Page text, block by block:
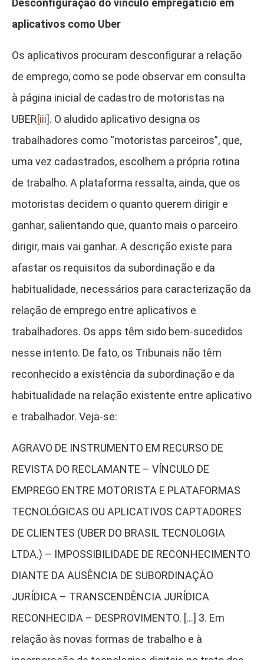
Desconfiguração do vínculo empregatício em
aplicativos como Uber
Os aplicativos procuram desconfigurar a relação
de emprego, como se pode observar em consulta
à página inicial de cadastro de motoristas na
UBER[iii]. O aludido aplicativo designa os
trabalhadores como “motoristas parceiros”, que,
uma vez cadastrados, escolhem a própria rotina
de trabalho. A plataforma ressalta, ainda, que os
motoristas decidem o quanto querem dirigir e
ganhar, salientando que, quanto mais o parceiro
dirigir, mais vai ganhar. A descrição existe para
afastar os requisitos da subordinação e da
habitualidade, necessários para caracterização da
relação de emprego entre aplicativos e
trabalhadores. Os apps têm sido bem-sucedidos
nesse intento. De fato, os Tribunais não têm
reconhecido a existência da subordinação e da
habitualidade na relação existente entre aplicativo
e trabalhador. Veja-se:
AGRAVO DE INSTRUMENTO EM RECURSO DE
REVISTA DO RECLAMANTE – VÍNCULO DE
EMPREGO ENTRE MOTORISTA E PLATAFORMAS
TECNOLÓGICAS OU APLICATIVOS CAPTADORES
DE CLIENTES (UBER DO BRASIL TECNOLOGIA
LTDA.) – IMPOSSIBILIDADE DE RECONHECIMENTO
DIANTE DA AUSÊNCIA DE SUBORDINAÇÃO
JURÍDICA – TRANSCENDÊNCIA JURÍDICA
RECONHECIDA – DESPROVIMENTO. […] 3. Em
relação às novas formas de trabalho e à